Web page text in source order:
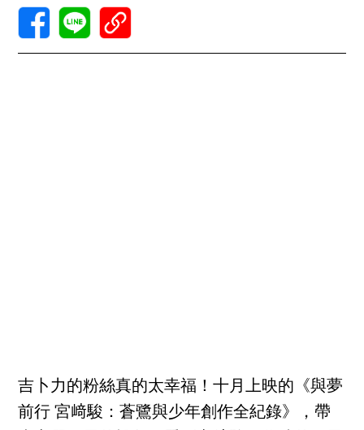
吉卜力的粉絲真的太幸福！十月上映的《與夢
前行 宮﨑駿：蒼鷺與少年創作全紀錄》，帶